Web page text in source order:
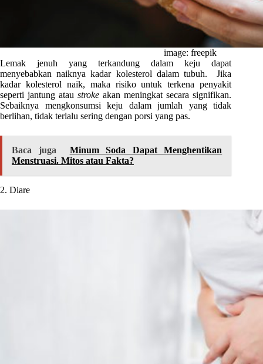
image: freepik
Lemak jenuh yang terkandung dalam keju dapat
menyebabkan naiknya kadar kolesterol dalam tubuh. Jika
kadar kolesterol naik, maka risiko untuk terkena penyakit
seperti jantung ataustroke akan meningkat secara signifikan.
Sebaiknya mengkonsumsi keju dalam jumlah yang tidak
berlihan, tidak terlalu sering dengan porsi yang pas.
Baca juga
Minum Soda Dapat Menghentikan
Menstruasi. Mitos atau Fakta?
2. Diare